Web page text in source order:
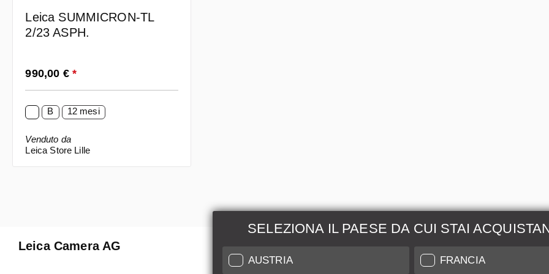
Leica SUMMICRON-TL
2/23 ASPH.
Prezzo normale:
990,00 € *
B 12 mesi
Venduto da
Leica Store Lille
SELEZIONA IL PAESE DA CUI STAI
AUSTRIA FRANCIA
Leica Camera AG
Manutenzione &
Riparazione
Maggiori